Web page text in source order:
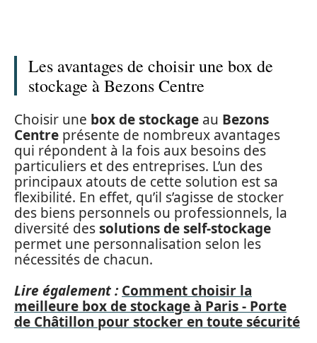
Les avantages de choisir une box de
stockage à Bezons Centre
Choisir une box de stockage au Bezons
Centre présente de nombreux avantages
qui répondent à la fois aux besoins des
particuliers et des entreprises. L’un des
principaux atouts de cette solution est sa
flexibilité. En effet, qu’il s’agisse de stocker
des biens personnels ou professionnels, la
diversité dessolutions de self-stockage
permet une personnalisation selon les
nécessités de chacun.
Lire également : Comment choisir la
meilleure box de stockage à Paris - Porte
de Châtillon pour stocker en toute sécurité